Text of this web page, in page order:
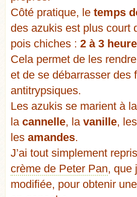
Côté pratique, le temps
des azukis est plus court
pois chiches : 2 à 3
Cela permet de les
et de se débarrasser des
antitrypsiques.
Les azukis se marient à
la cannelle, la vanille, les
les amandes.
J’ai tout simplement
crème de Peter Pan, que
modifiée, pour obtenir